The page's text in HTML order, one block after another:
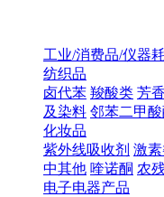
工业/消费品/仪器
纺织品
卤代苯 羧酸类 芳
及染料 邻苯二甲
化妆品
紫外线吸收剂 激
中其他 喹诺酮 农
电子电器产品